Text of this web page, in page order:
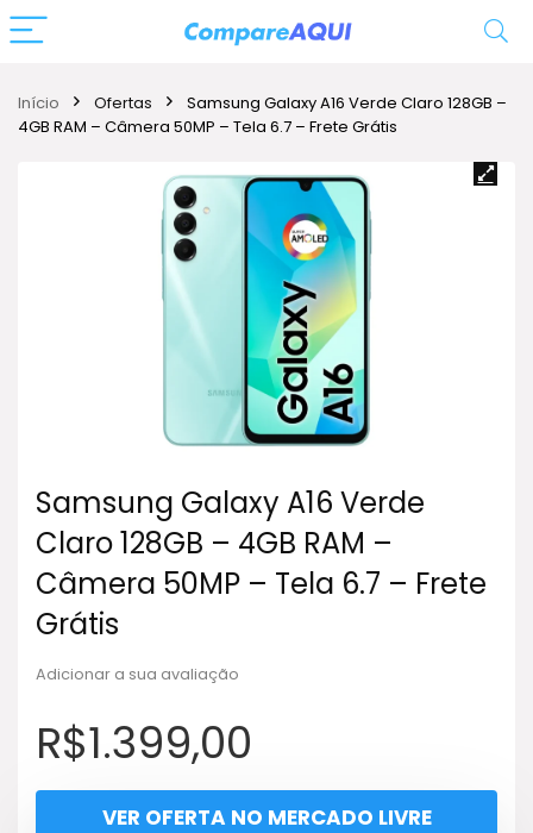
Início Ofertas
Samsung Galaxy A16 Verde Claro 128GB –
4GB RAM – Câmera 50MP – Tela 6.7 – Frete Grátis
Samsung Galaxy A16 Verde
Claro 128GB – 4GB RAM –
Câmera 50MP – Tela 6.7 – Frete
Grátis
Adicionar a sua avaliação
R$1.399,00
VER OFERTA NO MERCADO LIVRE